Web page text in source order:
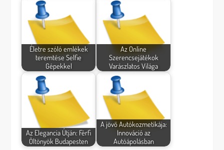
Életre szóló emlékek
teremtése Selfie
Gépekkel
Az Online
Szerencsejátékok
Varászlatos Világa
Az Elegancia Útján: Férfi
Öltönyök Budapesten
A jövő Autókozmetikája:
Innováció az
Autóápolásban